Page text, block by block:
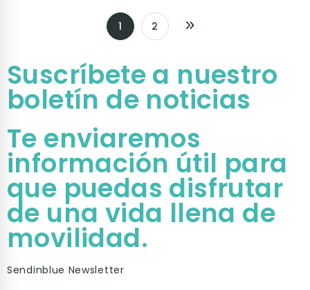
1 2
Suscríbete a nuestro
boletín de noticias
Te enviaremos
información útil para
que puedas disfrutar
de una vida llena de
movilidad.
Sendinblue Newsletter